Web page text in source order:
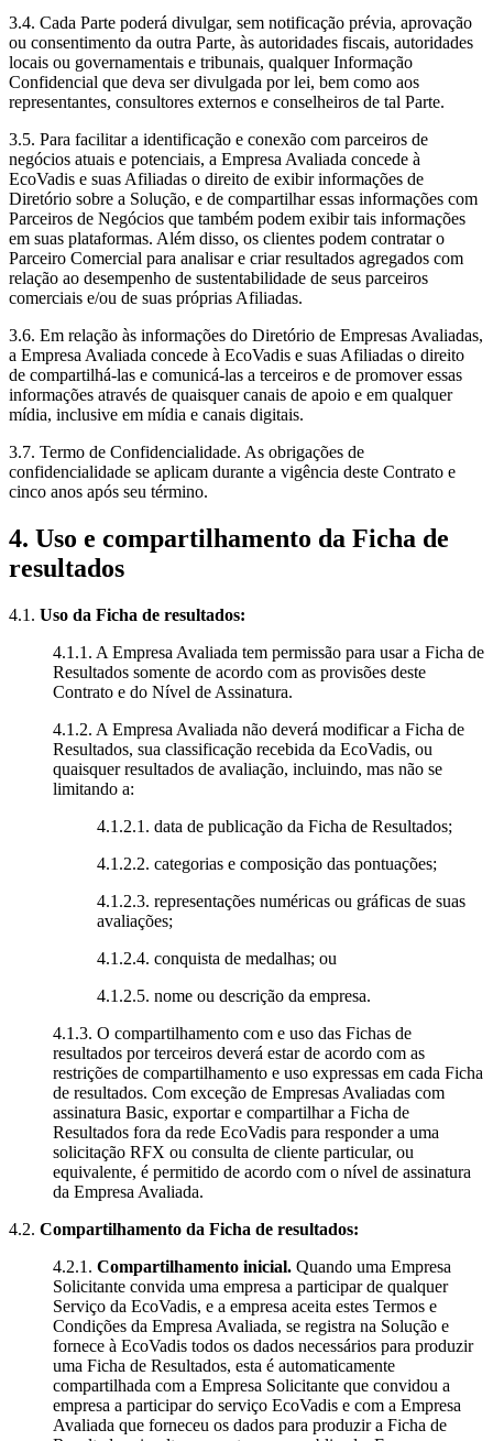
3.4. Cada Parte poderá divulgar, sem notificação prévia, aprovação
ou consentimento da outra Parte, às autoridades fiscais, autoridades
locais ou governamentais e tribunais, qualquer Informação
Confidencial que deva ser divulgada por lei, bem como aos
representantes, consultores externos e conselheiros de tal Parte.
3.5. Para facilitar a identificação e conexão com parceiros de
negócios atuais e potenciais, a Empresa Avaliada concede à
EcoVadis e suas Afiliadas o direito de exibir informações de
Diretório sobre a Solução, e de compartilhar essas informações com
Parceiros de Negócios que também podem exibir tais informações
em suas plataformas. Além disso, os clientes podem contratar o
Parceiro Comercial para analisar e criar resultados agregados com
relação ao desempenho de sustentabilidade de seus parceiros
comerciais e/ou de suas próprias Afiliadas.
3.6. Em relação às informações do Diretório de Empresas Avaliadas,
a Empresa Avaliada concede à EcoVadis e suas Afiliadas o direito
de compartilhá-las e comunicá-las a terceiros e de promover essas
informações através de quaisquer canais de apoio e em qualquer
mídia, inclusive em mídia e canais digitais.
3.7. Termo de Confidencialidade. As obrigações de
confidencialidade se aplicam durante a vigência deste Contrato e
cinco anos após seu término.
4. Uso e compartilhamento da Ficha de
resultados
4.1. Uso da Ficha de resultados:
4.1.1. A Empresa Avaliada tem permissão para usar a Ficha de
Resultados somente de acordo com as provisões deste
Contrato e do Nível de Assinatura.
4.1.2. A Empresa Avaliada não deverá modificar a Ficha de
Resultados, sua classificação recebida da EcoVadis, ou
quaisquer resultados de avaliação, incluindo, mas não se
limitando a:
4.1.2.1. data de publicação da Ficha de Resultados;
4.1.2.2. categorias e composição das pontuações;
4.1.2.3. representações numéricas ou gráficas de suas
avaliações;
4.1.2.4. conquista de medalhas; ou
4.1.2.5. nome ou descrição da empresa.
4.1.3. O compartilhamento com e uso das Fichas de
resultados por terceiros deverá estar de acordo com as
restrições de compartilhamento e uso expressas em cada Ficha
de resultados. Com exceção de Empresas Avaliadas com
assinatura Basic, exportar e compartilhar a Ficha de
Resultados fora da rede EcoVadis para responder a uma
solicitação RFX ou consulta de cliente particular, ou
equivalente, é permitido de acordo com o nível de assinatura
da Empresa Avaliada.
4.2. Compartilhamento da Ficha de resultados:
4.2.1. Compartilhamento inicial. Quando uma Empresa
Solicitante convida uma empresa a participar de qualquer
Serviço da EcoVadis, e a empresa aceita estes Termos e
Condições da Empresa Avaliada, se registra na Solução e
fornece à EcoVadis todos os dados necessários para produzir
uma Ficha de Resultados, esta é automaticamente
compartilhada com a Empresa Solicitante que convidou a
empresa a participar do serviço EcoVadis e com a Empresa
Avaliada que forneceu os dados para produzir a Ficha de